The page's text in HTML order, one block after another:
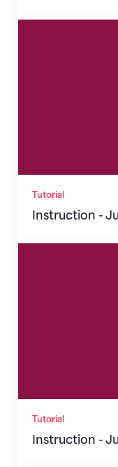
Tutorial
Instruction -
Tutorial
Instruction -